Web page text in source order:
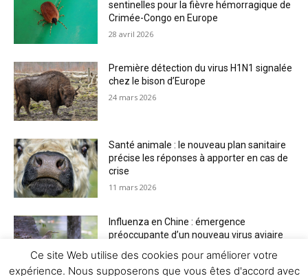
sentinelles pour la fièvre hémorragique de
Crimée-Congo en Europe
28 avril 2026
Première détection du virus H1N1 signalée
chez le bison d’Europe
24 mars 2026
Santé animale : le nouveau plan sanitaire
précise les réponses à apporter en cas de
crise
11 mars 2026
Influenza en Chine : émergence
préoccupante d’un nouveau virus aviaire
Ce site Web utilise des cookies pour améliorer votre
expérience. Nous supposerons que vous êtes d'accord avec